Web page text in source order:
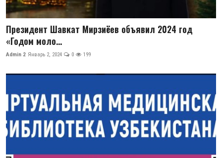
Президент Шавкат Мирзиёев объявил 2024 год
«Годом моло...
Admin 2 Январь 2, 2024 0 199